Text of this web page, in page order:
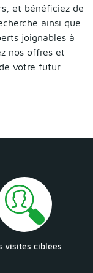
et bénéficiez de
ainsi que
joignables à
nos offres et
votre futur
visites ciblées